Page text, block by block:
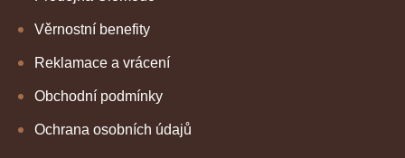
Věrnostní benefity
Reklamace a vrácení
Obchodní podmínky
Ochrana osobních údajů